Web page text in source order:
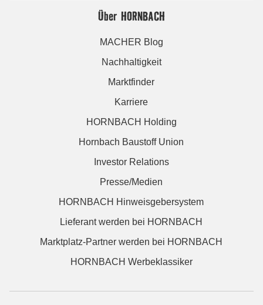
Über HORNBACH
MACHER Blog
Nachhaltigkeit
Marktfinder
Karriere
HORNBACH Holding
Hornbach Baustoff Union
Investor Relations
Presse/Medien
HORNBACH Hinweisgebersystem
Lieferant werden bei HORNBACH
Marktplatz-Partner werden bei HORNBACH
HORNBACH Werbeklassiker